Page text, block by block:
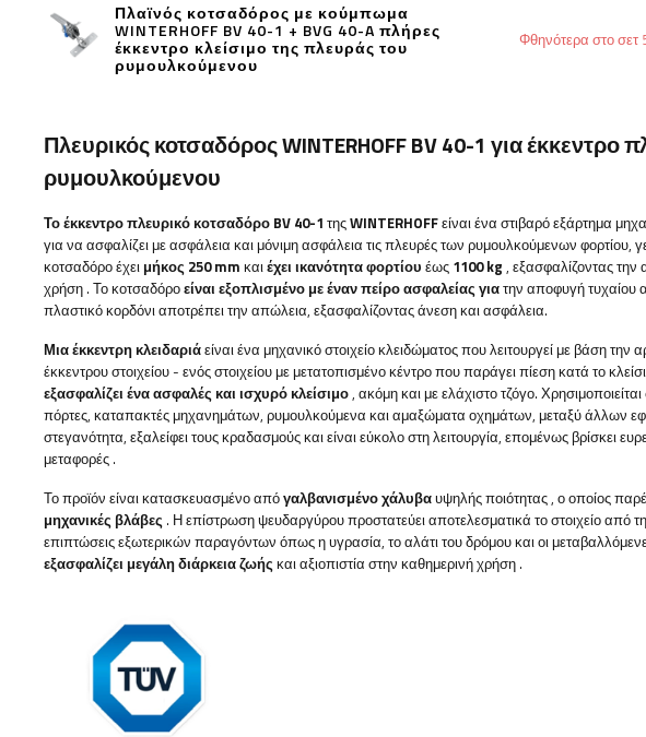
Πλαϊνός κοτσαδόρος με κούμπωμα
WINTERHOFF BV 40-1 + BVG 40-A πλήρες
έκκεντρο κλείσιμο της πλευράς του
ρυμουλκούμενου
Φθηνότερα στο σετ
Πλευρικός κοτσαδόρος WINTERHOFF BV 40-1 για έκκεντρο
ρυμουλκούμενου
Το έκκεντρο πλευρικό κοτσαδόρο BV 40-1 τηςWINTERHOFFείναι ένα στιβαρό εξάρτημα
για να ασφαλίζει με ασφάλεια και μόνιμη ασφάλεια τις πλευρές των ρυμουλκούμενων φορτίου,
κοτσαδόρο έχει μήκος 250 mm καιέχει ικανότητα φορτίου έως 1100 kg , εξασφαλίζοντας
χρήση . Το κοτσαδόροείναι εξοπλισμένο με έναν πείρο ασφαλείας γιατην αποφυγή τυχαίου
πλαστικό κορδόνι αποτρέπει την απώλεια, εξασφαλίζοντας άνεση και ασφάλεια.
Μια έκκεντρη κλειδαριάείναι ένα μηχανικό στοιχείο κλειδώματος που λειτουργεί με βάση την
έκκεντρου στοιχείου - ενός στοιχείου με μετατοπισμένο κέντρο που παράγει πίεση κατά το
εξασφαλίζει ένα ασφαλές και ισχυρό κλείσιμο, ακόμη και με ελάχιστο τζόγο.
πόρτες, καταπακτές μηχανημάτων, ρυμουλκούμενα και αμαξώματα οχημάτων, μεταξύ άλλων
στεγανότητα, εξαλείφει τους κραδασμούς και είναι εύκολο στη λειτουργία, επομένως βρίσκει
μεταφορές .
Το προϊόν είναι κατασκευασμένο απόγαλβανισμένο χάλυβαυψηλής ποιότητας, ο οποίος
μηχανικές βλάβες . Η επίστρωση ψευδαργύρου προστατεύει αποτελεσματικά το στοιχείο από
επιπτώσεις εξωτερικών παραγόντων όπως η υγρασία, το αλάτι του δρόμου και οι
εξασφαλίζει μεγάλη διάρκεια ζωήςκαι αξιοπιστία στην καθημερινή χρήση .